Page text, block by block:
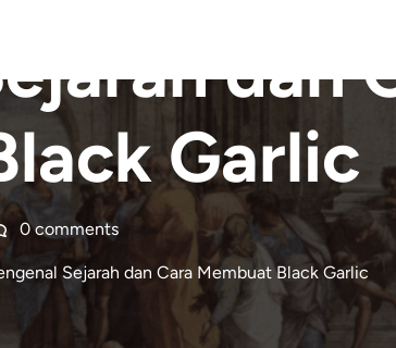
dan
Garlic
0 comments
Sejarah dan Cara Membuat Black Garlic